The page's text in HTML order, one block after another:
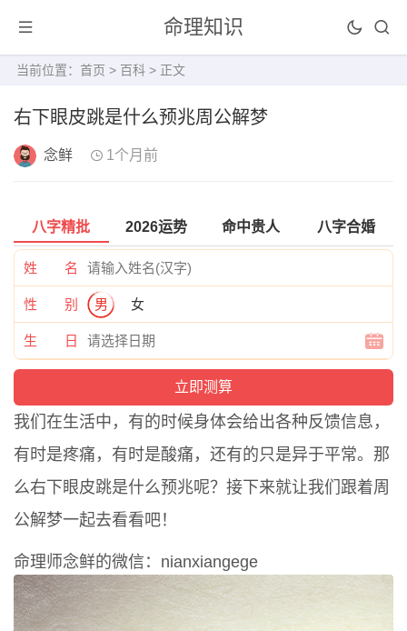
命理知识
当前位置： 首页 > 百科 > 正文
右下眼皮跳是什么预兆周公解梦
念鲜 1个月前
八字精批 2026运势 命中贵人 八字合婚
姓 名
性 别 男 女
生 日
我们在生活中，有的时候身体会给出各种反馈信息，
有时是疼痛，有时是酸痛，还有的只是异于平常。那
么右下眼皮跳是什么预兆呢？接下来就让我们跟着周
公解梦一起去看看吧！
命理师念鲜的微信：nianxiangege